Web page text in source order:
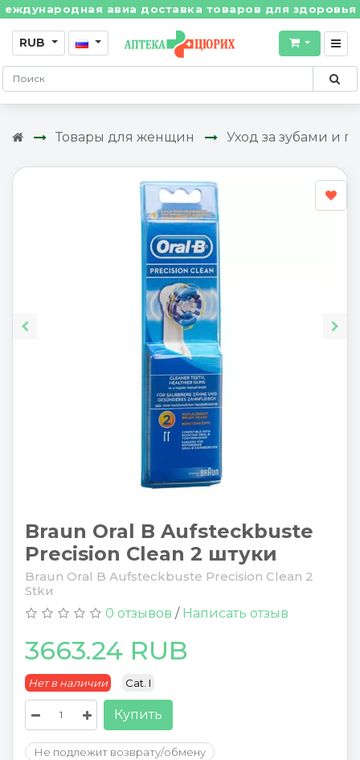
авиа доставка товаров для здоровья
RUB
Товары для женщин Уход за зубами и
Braun Oral B Aufsteckbuste
Precision Clean 2 штуки
Braun Oral B Aufsteckbuste Precision Clean 2
Stkи
0 отзывов / Написать отзыв
3663.24 RUB
Нет в наличии Cat. I
Купить
Не подлежит возврату/обмену